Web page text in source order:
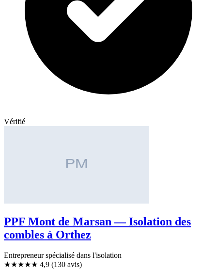
Vérifié
PPF Mont de Marsan — Isolation des
combles à Orthez
Entrepreneur spécialisé dans l'isolation
★★★★★ 4,9 (130 avis)